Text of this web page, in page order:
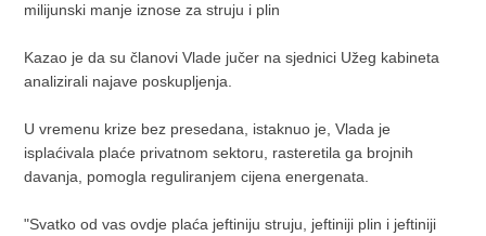
milijunski manje iznose za struju i plin
Kazao je da su članovi Vlade jučer na sjednici Užeg kabineta
analizirali najave poskupljenja.
U vremenu krize bez presedana, istaknuo je, Vlada je
isplaćivala plaće privatnom sektoru, rasteretila ga brojnih
davanja, pomogla reguliranjem cijena energenata.
"Svatko od vas ovdje plaća jeftiniju struju, jeftiniji plin i jeftiniji